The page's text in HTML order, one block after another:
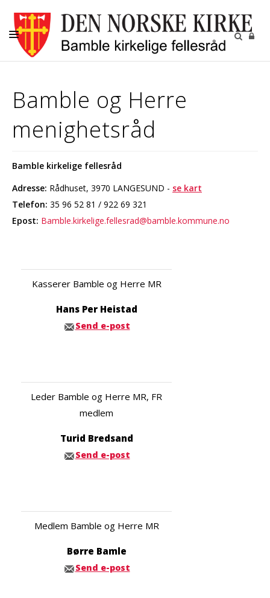
MENIGHETENE
BARN OG UNGDOM
DIAKONI
KALENDER
Bamble og Herre
menighetsråd
Bamble kirkelige fellesråd
Adresse: Rådhuset, 3970 LANGESUND - se kart
Telefon: 35 96 52 81 / 922 69 321
Epost: Bamble.kirkelige.fellesrad@bamble.kommune.no
Kasserer Bamble og Herre MR
Hans Per Heistad
Send e-post
Leder Bamble og Herre MR, FR
medlem
Turid Bredsand
Send e-post
Medlem Bamble og Herre MR
Børre Bamle
Send e-post